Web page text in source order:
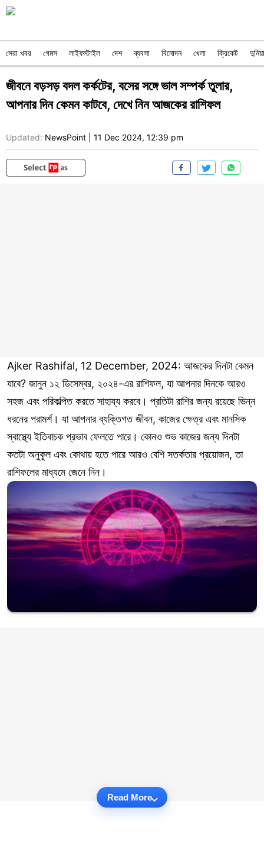
সেরা খবর গেমস লাইফস্টাইল দেশ ব্যবসা বিনোদন খেলা ক্রিকেট দুনিয়া
জীবনে বড়সড় বদল কর্কটের, বসের সঙ্গে ভাল সম্পর্ক তুলার,
আপনার দিন কেমন কাটবে, দেখে নিন আজকের রাশিফল
Updated: NewsPoint 11 Dec 2024, 12:39 pm
Ajker Rashifal, 12 December, 2024: আজকের দিনটা কেমন
যাবে? জানুন ১২ ডিসেম্বর, ২০২৪-এর রাশিফল, যা আপনার দিনকে আরও
সহজ এবং পরিকল্পিত করতে সাহায্য করবে। প্রতিটা রাশির জন্য রয়েছে ভিন্ন
ধরনের পরামর্শ। যা আপনার ব্যক্তিগত জীবন, কাজের ক্ষেত্র এবং মানসিক
স্বাস্থ্যে ইতিবাচক প্রভাব ফেলতে পারে। কোনও শুভ কাজের জন্য দিনটা
কতটা অনুকূল এবং কোথায় হতে পারে আরও বেশি সতর্কতার প্রয়োজন, তা
রাশিফলের মাধ্যমে জেনে নিন।
Read More